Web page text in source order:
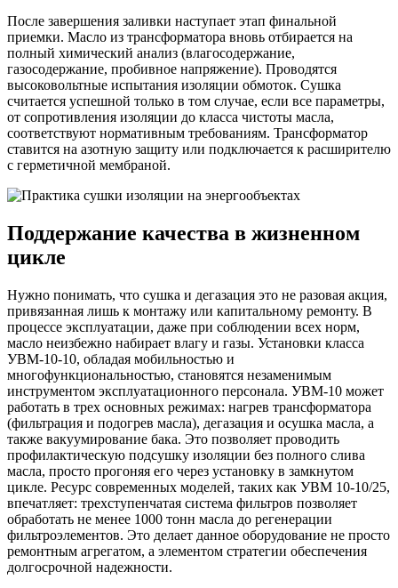
После завершения заливки наступает этап финальной
приемки. Масло из трансформатора вновь отбирается на
полный химический анализ (влагосодержание,
газосодержание, пробивное напряжение). Проводятся
высоковольтные испытания изоляции обмоток. Сушка
считается успешной только в том случае, если все параметры,
от сопротивления изоляции до класса чистоты масла,
соответствуют нормативным требованиям. Трансформатор
ставится на азотную защиту или подключается к расширителю
с герметичной мембраной.
Поддержание качества в жизненном
цикле
Нужно понимать, что сушка и дегазация это не разовая акция,
привязанная лишь к монтажу или капитальному ремонту. В
процессе эксплуатации, даже при соблюдении всех норм,
масло неизбежно набирает влагу и газы. Установки класса
УВМ-10-10, обладая мобильностью и
многофункциональностью, становятся незаменимым
инструментом эксплуатационного персонала. УВМ-10 может
работать в трех основных режимах: нагрев трансформатора
(фильтрация и подогрев масла), дегазация и осушка масла, а
также вакуумирование бака. Это позволяет проводить
профилактическую подсушку изоляции без полного слива
масла, просто прогоняя его через установку в замкнутом
цикле. Ресурс современных моделей, таких как УВМ 10-10/25,
впечатляет: трехступенчатая система фильтров позволяет
обработать не менее 1000 тонн масла до регенерации
фильтроэлементов. Это делает данное оборудование не просто
ремонтным агрегатом, а элементом стратегии обеспечения
долгосрочной надежности.